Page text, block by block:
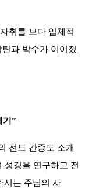
취를 보다 입체적
과 박수가 이어졌
기”
전도 간증도 소개
성경을 연구하고 전
시는 주님의 사